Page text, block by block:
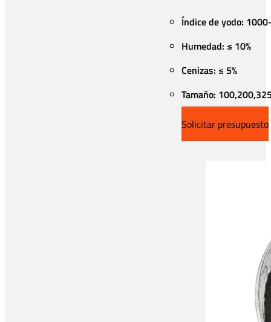
Índice de yodo:
Humedad: ≤ 10%
Cenizas: ≤ 5%
Tamaño:
Solicitar presupuesto